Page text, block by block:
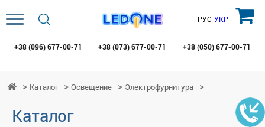
+38 (096) 677-00-71 +38 (073)677-00-71 +38 (050)677-00-71
РУС УКР
Каталог Освещение Электрофурнитура
Каталог